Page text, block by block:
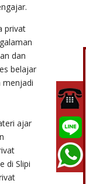
privat
dan
belajar
menjadi
ajar
di Slipi